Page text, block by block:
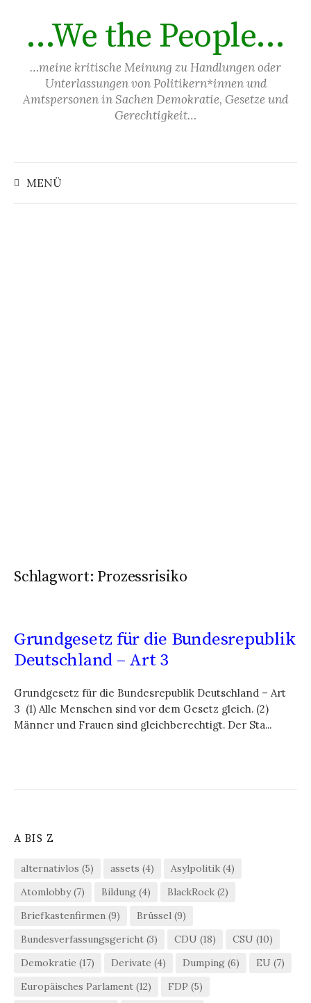
Inhalt
…We the People…
…meine kritische Meinung zu Handlungen oder
Unterlassungen von Politikern*innen und
Amtspersonen in Sachen Demokratie, Gesetze und
Gerechtigkeit…
MENÜ
Suchen
Schlagwort: Prozessrisiko
Grundgesetz für die Bundesrepublik
Deutschland – Art 3
Grundgesetz für die Bundesrepublik Deutschland – Art
3 (1) Alle Menschen sind vor dem Gesetz gleich. (2)
Männer und Frauen sind gleichberechtigt. Der Sta...
A BIS Z
alternativlos (5) assets (4) Asylpolitik (4)
Atomlobby(7) Bildung (4) BlackRock (2)
Briefkastenfirmen (9) Brüssel (9)
Bundesverfassungsgericht (3) CDU (18) CSU (10)
Demokratie (17) Derivate (4) Dumping (6) EU (7)
Europäisches Parlament (12) FDP (5)